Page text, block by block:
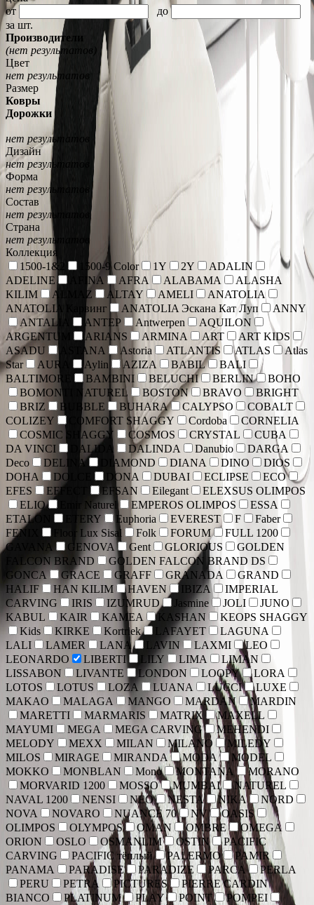
от
до
за шт.
Производители
(нет результатов)
Цвет
нет результатов
Размер
Ковры
Дорожки
нет результатов
Дизайн
нет результатов
Форма
нет результатов
Состав
нет результатов
Страна
нет результатов
Коллекция
1500-1&2
1500-9 Color 1Y 2Y
ADALIN
ADELINE
AFINA AFRA ALABAMA
ALASHA
KILIM
ALMAZ ALTAY AMELI
ANATOLIA
ANATOLIA Карвинг
ANATOLIA Эскана Кат Луп
ANNY
ANTALIA
ANTEP Antwerpen
AQUILON
ARGENTUM
ARIANS ARMINA ART
ART KIDS
ASADU
ASTANA Astoria ATLANTIS ATLAS
Atlas
Star
AURA Aylin AZIZA BABIL
BALI
BALTIMORE
BAMBINI BELUCHI BERLIN
BOHO
BOMONTI NATUREL
BOSTON BRAVO
BRIGHT
BRIZ
BUBBLE BUHARA CALYPSO
COBALT
COLIZEY
COMFORT SHAGGY Cordoba
CORNELIA
COSMIC SHAGGY
COSMOS CRYSTAL
CUBA
DA VINCI
DALIDA DALINDA Danubio
DARGA
Deco
DELINA DIAMOND DIANA DINO
DIOS
DOHA
DOLCE DONA DUBAI ECLIPSE
ECO
EFES
EFFECT EFSAN Eilegant
ELEXSUS OLIMPOS
ELIO
Emir Naturel EMPEROS OLIMPOS
ESSA
ETALON
ETERY Euphoria EVEREST F
Faber
FENIX
Floor Lux Sisal Folk FORUM
FULL 1200
GAVANA
GENOVA Gent GLORIOUS
GOLDEN
FALCON BRAND
GOLDEN FALCON BRAND DS
GONCA
GRACE GRAFF GRANADA
GRAND
HALIF
HAN KILIM HAVEN IBIZA
IMPERIAL
CARVING
IRIS IZUMRUD Jasmine JOLI
JUNO
KABUL
KAIR KAMEA KASHAN
KEOPS SHAGGY
Kids
KIRKE Kortriek LAFAYET
LAGUNA
LALI
LAMER LANA LAVIN LAXMI
LEO
LEONARDO
LIBERTI LILY LIMA
LIMAN
LISSABON
LIVANTE LONDON LOOPY
LORA
LOTOS
LOTUS LOZA LUANA LUCCI
LUXE
MAKAO
MALAGA MANGO MARDAN
MARDIN
MARETTI
MARMARIS MATRIX
MAXELL
MAYUMI
MEGA MEGA CARVING
MEHENDI
MELODY
MEXX MILAN MILANO
MILEDY
MILOS
MIRAGE MIRANDA MODA
MODEL
MOKKO
MONBLAN Mono MONTANA
MORANO
MORVARID 1200
MOSSO MUMBAI
NATUREL
NAVAL 1200
NENSI NEO NESTA NIKA
NORD
NOVA
NOVARO NUANCE 70 NV
OASIS
OLIMPOS
OLYMPOS OMAN OMBRE
OMEGA
ORION
OSLO OSMANLIM OSTIN
PACIFIC
CARVING
PACIFIC тёплый PALERMO
PAMIR
PANAMA
PARADISE PARADIZE PARCA
PERLA
PERU
PETRA PICTURES
PIERRE CARDIN
BIANCO
PLATINUM PLAY POINT
POMPEI